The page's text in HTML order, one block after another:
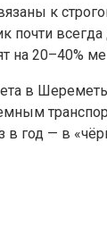
к
почти
на 20–40%
в
в год — в